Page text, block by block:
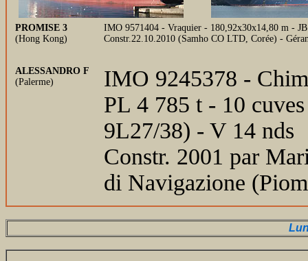
PROMISE 3
(Hong Kong)
IMO 9571404 - Vraquier - 180,92x30x14,80 m -
Constr.22.10.2010 (Samho CO LTD, Corée) -
ALESSANDRO F
(Palerme)
IMO 9245378 -
PL 4 785 t - 10
9L27/38) - V 14 nds
Constr. 2001 par
di Navigazione